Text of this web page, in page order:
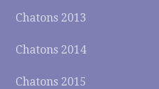
Chatons 2013
Chatons 2014
Chatons 2015